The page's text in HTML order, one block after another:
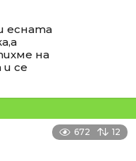
есната
на
се
672 12